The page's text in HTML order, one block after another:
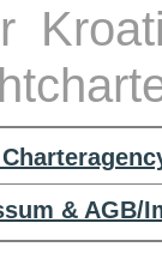
& AGB/